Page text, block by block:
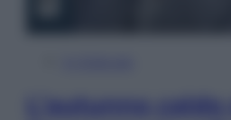
L’autunno caldo